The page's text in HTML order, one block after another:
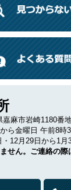
麻市岩崎1180番
ら金曜日 午前8時
12月29日から1月
せん。ご連絡の際